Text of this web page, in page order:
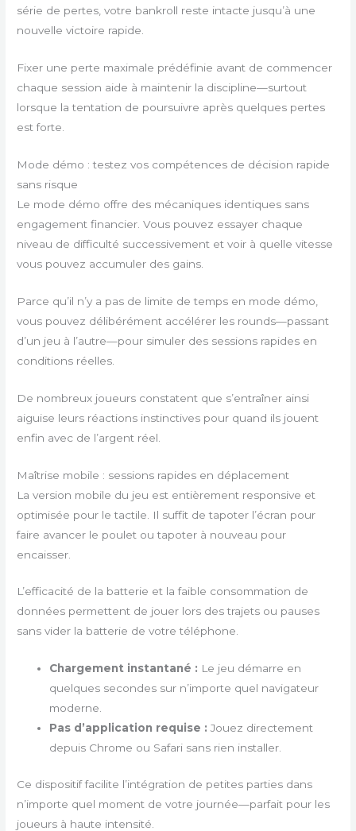
série de pertes, votre bankroll reste intacte jusqu’à une
nouvelle victoire rapide.
Fixer une perte maximale prédéfinie avant de commencer
chaque session aide à maintenir la discipline—surtout
lorsque la tentation de poursuivre après quelques pertes
est forte.
Mode démo : testez vos compétences de décision rapide
sans risque
Le mode démo offre des mécaniques identiques sans
engagement financier. Vous pouvez essayer chaque
niveau de difficulté successivement et voir à quelle vitesse
vous pouvez accumuler des gains.
Parce qu’il n’y a pas de limite de temps en mode démo,
vous pouvez délibérément accélérer les rounds—passant
d’un jeu à l’autre—pour simuler des sessions rapides en
conditions réelles.
De nombreux joueurs constatent que s’entraîner ainsi
aiguise leurs réactions instinctives pour quand ils jouent
enfin avec de l’argent réel.
Maîtrise mobile : sessions rapides en déplacement
La version mobile du jeu est entièrement responsive et
optimisée pour le tactile. Il suffit de tapoter l’écran pour
faire avancer le poulet ou tapoter à nouveau pour
encaisser.
L’efficacité de la batterie et la faible consommation de
données permettent de jouer lors des trajets ou pauses
sans vider la batterie de votre téléphone.
Chargement instantané : Le jeu démarre en
quelques secondes sur n’importe quel navigateur
moderne.
Pas d’application requise : Jouez directement
depuis Chrome ou Safari sans rien installer.
Ce dispositif facilite l’intégration de petites parties dans
n’importe quel moment de votre journée—parfait pour les
joueurs à haute intensité.